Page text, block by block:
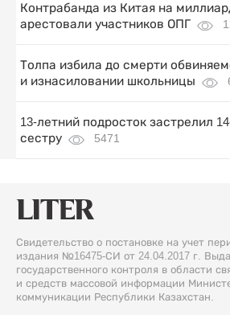
Контрабанда из Китая на
арестовали участников ОПГ
Толпа избила до смерти
и изнасиловании школьницы
13-летний подросток застрелил
сестру
5471
Свидетельство о постановке на учет
издания №16475-СИ от 24.04.2017 г.
государственного контроля в области
и средств массовой информации
коммуникации Республики Казахстан.